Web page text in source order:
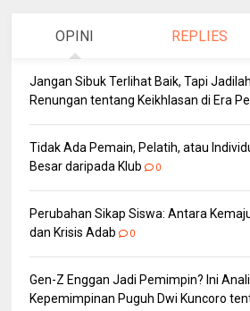
OPINI REPLIES
Jangan Sibuk Terlihat Baik, Tapi
Renungan tentang Keikhlasan di Era
Tidak Ada Pemain, Pelatih, atau
Besar daripada Klub
0
Perubahan Sikap Siswa: Antara
dan Krisis Adab
0
Gen-Z Enggan Jadi Pemimpin? Ini
Kepemimpinan Puguh Dwi Kuncoro